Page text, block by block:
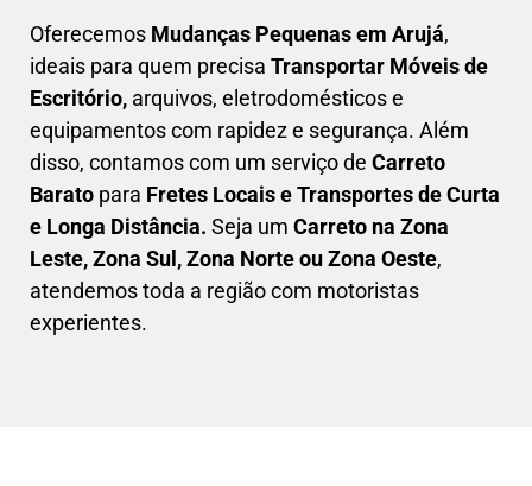
Oferecemos Mudanças Pequenas em Arujá,
ideais para quem precisa Transportar Móveis de
Escritório, arquivos, eletrodomésticos e
equipamentos com rapidez e segurança. Além
disso, contamos com um serviço de Carreto
Barato para Fretes Locais e Transportes de Curta
e Longa Distância. Seja um Carreto na Zona
Leste, Zona Sul, Zona Norte ou Zona Oeste,
atendemos toda a região com motoristas
experientes.